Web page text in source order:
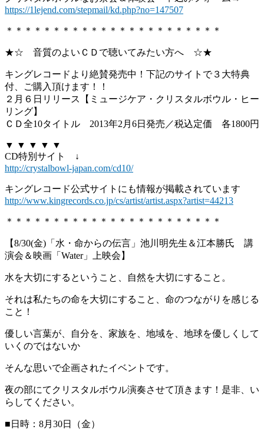
https://1lejend.com/stepmail/kd.php?no=147507
＊＊＊＊＊＊＊＊＊＊＊＊＊＊＊＊＊＊＊＊＊＊＊
★☆ 音質のよいＣＤで聴いてみたい方へ ☆★
キングレコードより絶賛発売中！下記のサイトで３大特典
付、ご購入頂けます！！
２月６日リリース【ミュージケア・クリスタルボウル・ヒー
リング】
ＣＤ全10タイトル 2013年2月6日発売／税込定価 各1800円
▼ ▼ ▼ ▼ ▼
CD特別サイト ↓
http://crystalbowl-japan.com/cd10/
キングレコード公式サイトにも情報が掲載されています
http://www.kingrecords.co.jp/cs/artist/artist.aspx?artist=44213
＊＊＊＊＊＊＊＊＊＊＊＊＊＊＊＊＊＊＊＊＊＊＊
【8/30(金)「水・命からの伝言」池川明先生＆江本勝氏 講
演会＆映画「Water」上映会】
水を大切にするということ、自然を大切にすること。
それは私たちの命を大切にすること、命のつながりを感じる
こと！
優しい言葉が、自分を、家族を、地域を、地球を優しくして
いくのではないか
そんな思いで企画されたイベントです。
夜の部にてクリスタルボウル演奏させて頂きます！是非、い
らしてください。
■日時：8月30日（金）